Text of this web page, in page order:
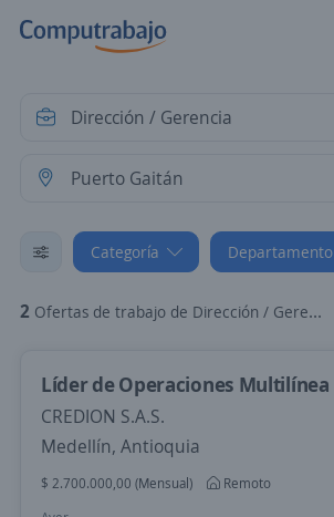
Categoría Departamento
2 Ofertas de trabajo de Dirección / Gerencia en Puerto Gaitán, Meta
Líder de Operaciones Multilínea
CREDION S.A.S.
Medellín, Antioquia
$ 2.700.000,00 (Mensual)
Remoto